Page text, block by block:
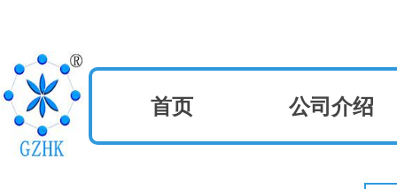
首页 公司介绍